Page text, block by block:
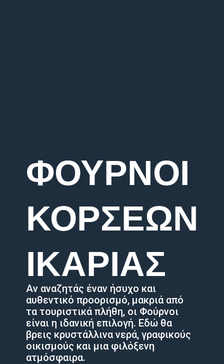
ΦΟΥΡΝΟΙ
ΚΟΡΣΕΩΝ
ΙΚΑΡΙΑΣ
Αν αναζητάς έναν ήσυχο και
αυθεντικό προορισμό, μακριά από
τα τουριστικά πλήθη, οι Φούρνοι
είναι η ιδανική επιλογή. Εδώ θα
βρεις κρυστάλλινα νερά, γραφικούς
οικισμούς και μια φιλόξενη
ατμόσφαιρα.